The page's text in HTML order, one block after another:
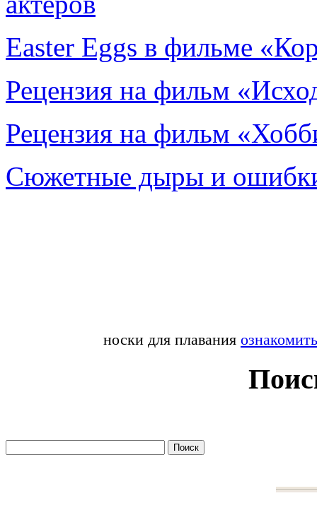
Easter Eggs в фильме
Рецензия на фильм
Рецензия на фильм
Сюжетные дыры и
носки для плавания